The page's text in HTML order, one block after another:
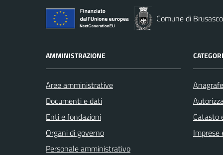
Comune di Brusasco
AMMINISTRAZIONE
Aree amministrative
Documenti e dati
Enti e fondazioni
Organi di governo
Personale amministrativo
Catasto
Imprese